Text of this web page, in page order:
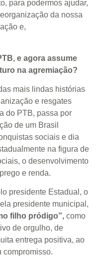
para podermos ajudar,
da nossa
e,
e agora assume
na agremiação?
mais lindas histórias
e resgates
do PTB, passa por
de um Brasil
sociais e dia
na figura de
o desenvolvimento
e renda.
presidente Estadual, o
presidente municipal,
filho pródigo”, como
de orgulho, de
entrega positiva, ao
compromisso.